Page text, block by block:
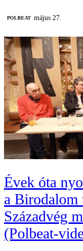
‎POLBEAT május 27.
Évek óta
a Birodalom
Századvég
(Polbeat-